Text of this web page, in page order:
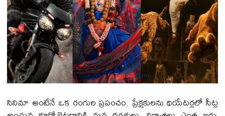
సినిమా అంటేనే ఒక రంగుల ప్రపంచం. ప్రేక్షకులను థియేటర్లలో సీట్ల